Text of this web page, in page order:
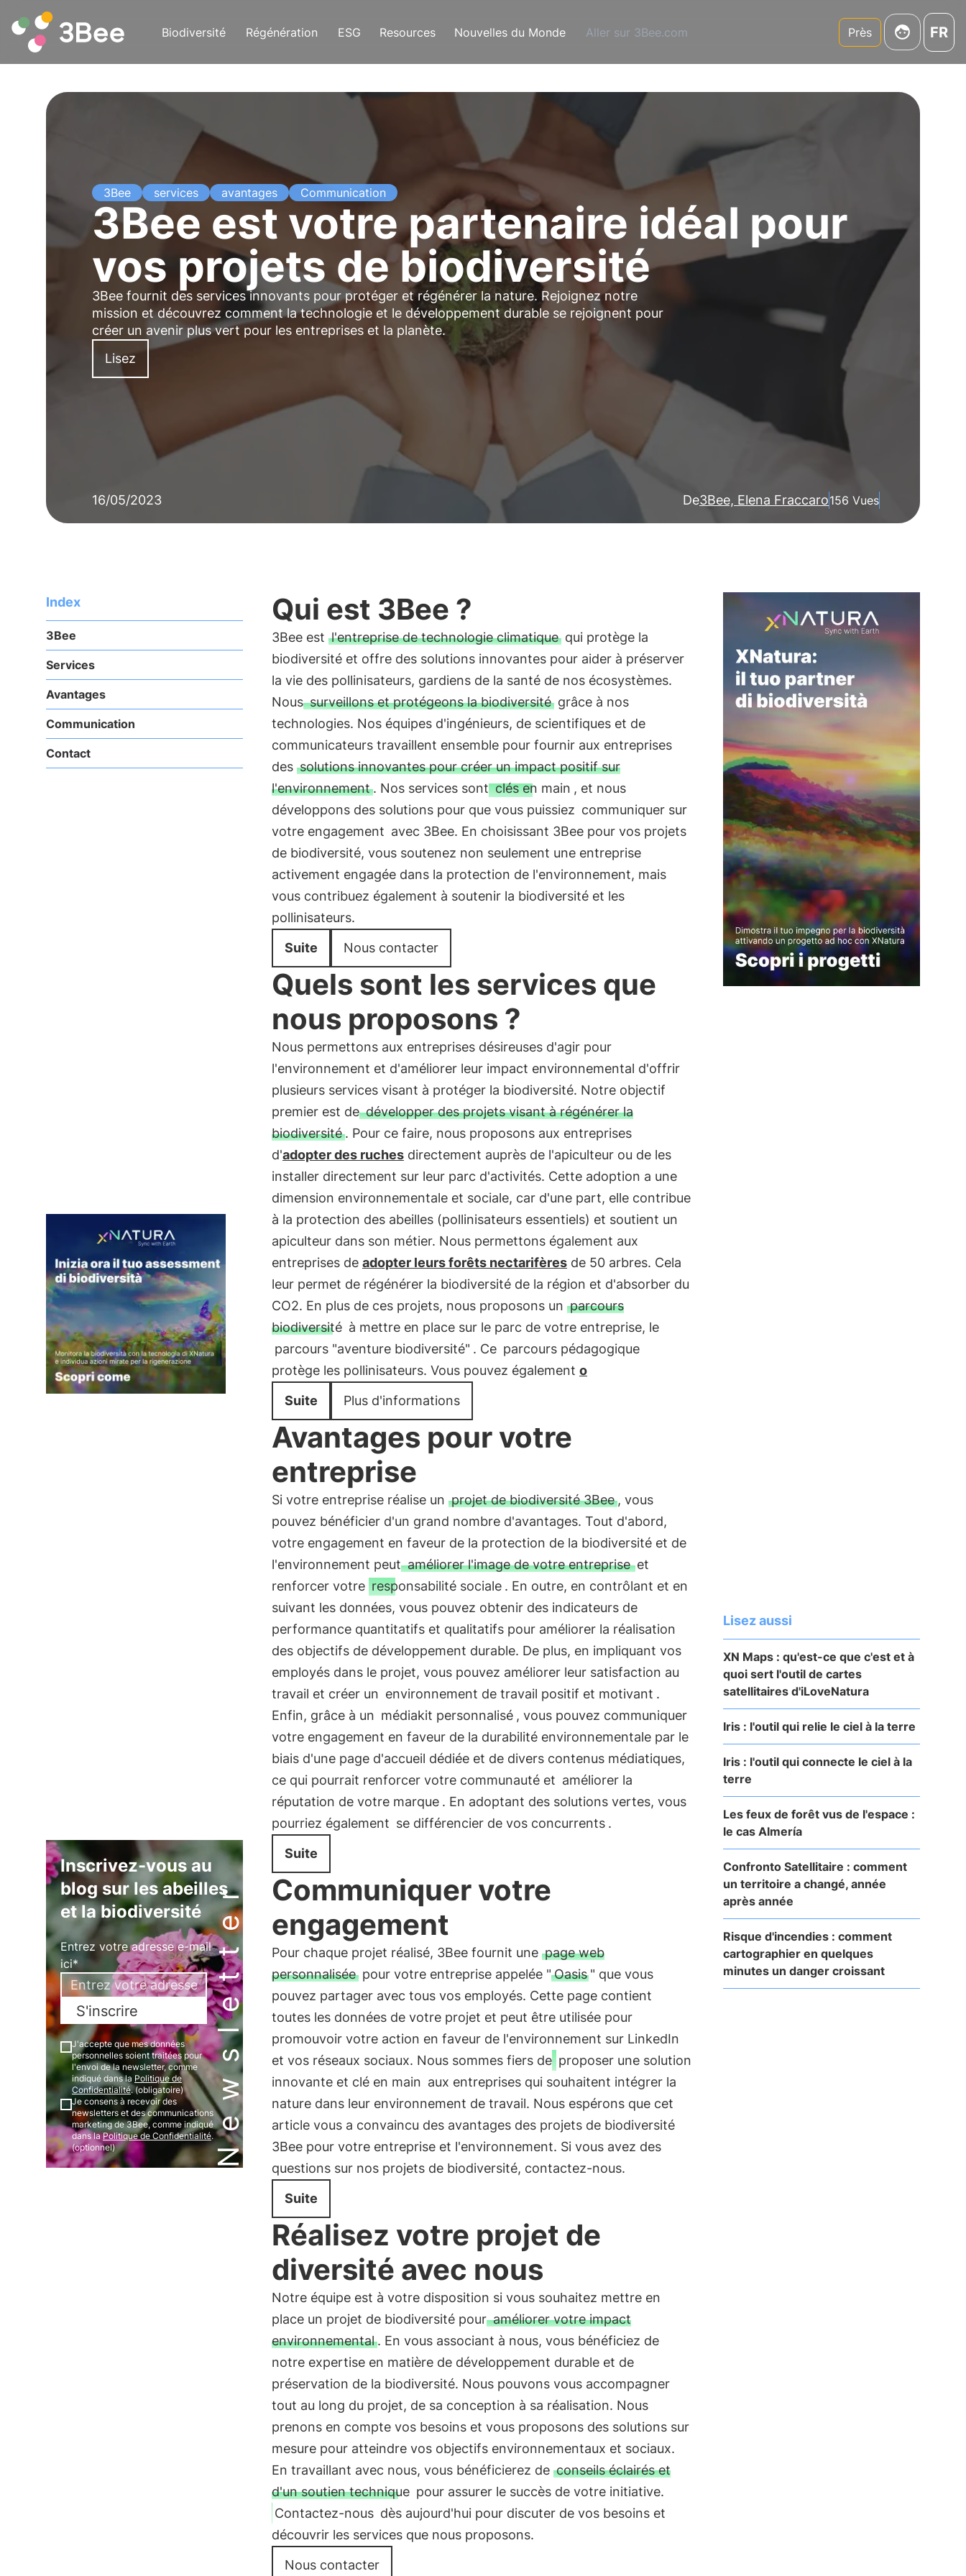
Biodiversité Régénération ESG Resources Nouvelles du Monde Aller sur 3Bee.com Près FR
3Bee services avantages Communication
3Bee est votre partenaire idéal pour
vos projets de biodiversité
3Bee fournit des services innovants pour protéger et régénérer la nature. Rejoignez notre
mission et découvrez comment la technologie et le développement durable se rejoignent pour
créer un avenir plus vert pour les entreprises et la planète.
Lisez
16/05/2023 De3Bee, Elena Fraccaro156 Vues
Index
3Bee
Services
Avantages
Communication
Contact
Newsletter
Inscrivez-vous au
blog sur les abeilles
et la biodiversité
Entrez votre adresse e-mail
ici*
S'inscrire
J'accepte que mes données
personnelles soient traitées pour
l'envoi de la newsletter, comme
indiqué dans la Politique de
Confidentialité. (obligatoire)
Je consens à recevoir des
newsletters et des communications
marketing de 3Bee, comme indiqué
dans laPolitique de Confidentialité.
(optionnel)
Qui est 3Bee ?
3Bee est l'entreprise de technologie climatiquequi protège la
biodiversité et offre des solutions innovantes pour aider à préserver
la vie des pollinisateurs, gardiens de la santé de nos écosystèmes.
Noussurveillons et protégeons la biodiversitégrâce à nos
technologies. Nos équipes d'ingénieurs, de scientifiques et de
communicateurs travaillent ensemble pour fournir aux entreprises
des solutions innovantes pour créer un impact positif sur
l'environnement. Nos services sont clés en main , et nous
développons des solutions pour que vous puissiez communiquer sur
votre engagement avec 3Bee. En choisissant 3Bee pour vos projets
de biodiversité, vous soutenez non seulement une entreprise
activement engagée dans la protection de l'environnement, mais
vous contribuez également à soutenir la biodiversité et les
pollinisateurs.
Suite
Nous contacter
Quels sont les services que
nous proposons ?
Nous permettons aux entreprises désireuses d'agir pour
l'environnement et d'améliorer leur impact environnemental d'offrir
plusieurs services visant à protéger la biodiversité. Notre objectif
premier est dedévelopper des projets visant à régénérer la
biodiversité. Pour ce faire, nous proposons aux entreprises
d'adopter des ruchesdirectement auprès de l'apiculteur ou de les
installer directement sur leur parc d'activités. Cette adoption a une
dimension environnementale et sociale, car d'une part, elle contribue
à la protection des abeilles (pollinisateurs essentiels) et soutient un
apiculteur dans son métier. Nous permettons également aux
entreprises de adopter leurs forêts nectarifèresde 50 arbres. Cela
leur permet de régénérer la biodiversité de la région et d'absorber du
CO2. En plus de ces projets, nous proposons un parcours
biodiversité à mettre en place sur le parc de votre entreprise, le
parcours "aventure biodiversité" . Ce parcours pédagogique
protège les pollinisateurs. Vous pouvez également o
Suite
Plus d'informations
Avantages pour votre
entreprise
Si votre entreprise réalise un projet de biodiversité 3Bee, vous
pouvez bénéficier d'un grand nombre d'avantages. Tout d'abord,
votre engagement en faveur de la protection de la biodiversité et de
l'environnement peut améliorer l'image de votre entreprise et
renforcer votre responsabilité sociale . En outre, en contrôlant et en
suivant les données, vous pouvez obtenir des indicateurs de
performance quantitatifs et qualitatifs pour améliorer la réalisation
des objectifs de développement durable. De plus, en impliquant vos
employés dans le projet, vous pouvez améliorer leur satisfaction au
travail et créer un environnement de travail positif et motivant .
Enfin, grâce à un médiakit personnalisé , vous pouvez communiquer
votre engagement en faveur de la durabilité environnementale par le
biais d'une page d'accueil dédiée et de divers contenus médiatiques,
ce qui pourrait renforcer votre communauté et améliorer la
réputation de votre marque . En adoptant des solutions vertes, vous
pourriez également se différencier de vos concurrents .
Suite
Communiquer votre
engagement
Pour chaque projet réalisé, 3Bee fournit une page web
personnaliséepour votre entreprise appelée " Oasis " que vous
pouvez partager avec tous vos employés. Cette page contient
toutes les données de votre projet et peut être utilisée pour
promouvoir votre action en faveur de l'environnement sur LinkedIn
et vos réseaux sociaux. Nous sommes fiers de proposer une solution
innovante et clé en main aux entreprises qui souhaitent intégrer la
nature dans leur environnement de travail. Nous espérons que cet
article vous a convaincu des avantages des projets de biodiversité
3Bee pour votre entreprise et l'environnement. Si vous avez des
questions sur nos projets de biodiversité, contactez-nous.
Suite
Réalisez votre projet de
diversité avec nous
Notre équipe est à votre disposition si vous souhaitez mettre en
place un projet de biodiversité pouraméliorer votre impact
environnemental. En vous associant à nous, vous bénéficiez de
notre expertise en matière de développement durable et de
préservation de la biodiversité. Nous pouvons vous accompagner
tout au long du projet, de sa conception à sa réalisation. Nous
prenons en compte vos besoins et vous proposons des solutions sur
mesure pour atteindre vos objectifs environnementaux et sociaux.
En travaillant avec nous, vous bénéficierez de conseils éclairés et
d'un soutien technique pour assurer le succès de votre initiative.
Contactez-nous dès aujourd'hui pour discuter de vos besoins et
découvrir les services que nous proposons.
Nous contacter
Lisez aussi
XN Maps : qu'est-ce que c'est et à
quoi sert l'outil de cartes
satellitaires d'iLoveNatura
Iris : l'outil qui relie le ciel à la terre
Iris : l'outil qui connecte le ciel à la
terre
Les feux de forêt vus de l'espace :
le cas Almería
Confronto Satellitaire : comment
un territoire a changé, année
après année
Risque d'incendies : comment
cartographier en quelques
minutes un danger croissant